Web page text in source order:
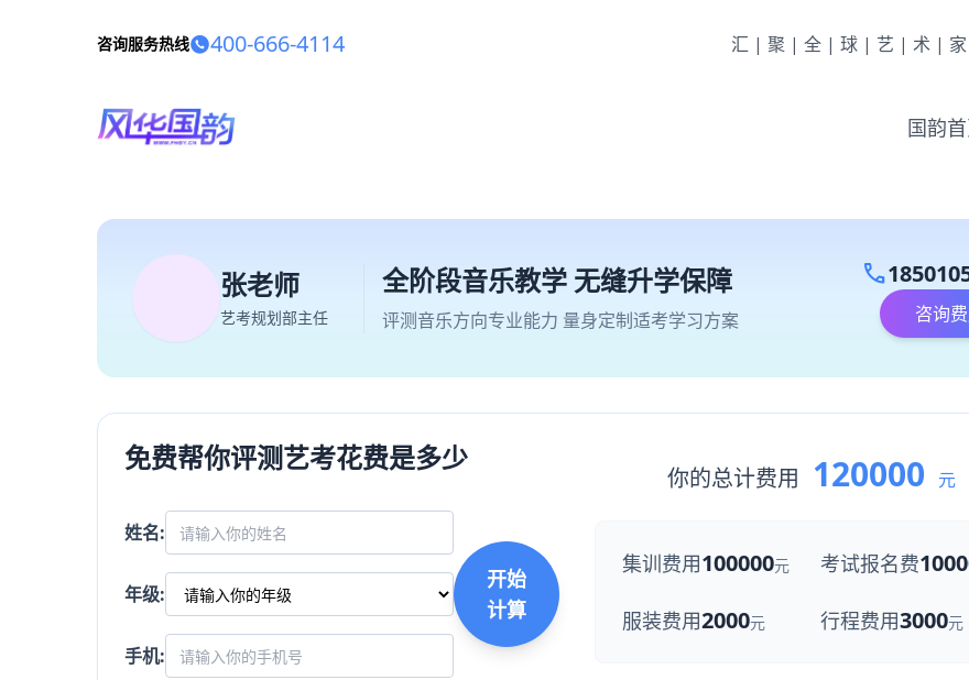
咨询服务热线 400-666-4114 汇|聚|全|球|艺|术|
国韵
张老师
艺考规划部主任
全阶段音乐教学 无缝升学保障
评测音乐方向专业能力 量身定制适考学习方案
call
咨询
免费帮你评测艺考花费是多少
姓名:
年级:
手机:
开始
计算
你的总计费用 120000 元
集训费用100000元 考试报名费
服装费用2000元 行程费用3000元